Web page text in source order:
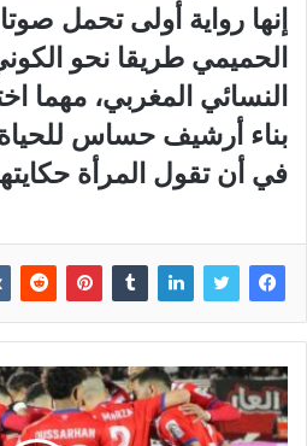
إنها رواية أولى تحمل
الحميمي طريقا نحو
النسائي المغربي، مهما
بناء أرشيف حساس للحياة
في أن تقول المرأة